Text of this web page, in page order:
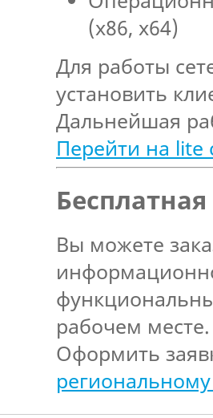
(x86, x64)
Для работы
установить
Дальнейшая
Перейти на lite
Вы можете
рабочем месте.
Оформить